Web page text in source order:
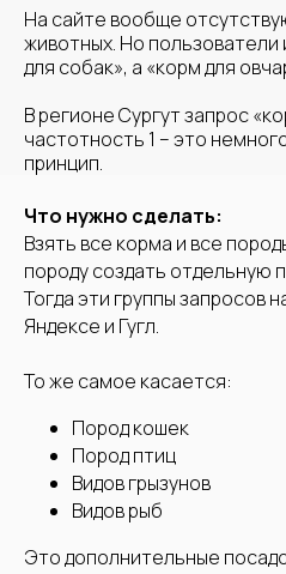
На сайте вообще
животных. Но
для собак», а «корм для
В регионе Сургут запрос
частотность 1 – это
принцип.
Что нужно сделать:
Взять все корма и все
породу создать отдельную
Тогда эти группы запросов
Яндексе и Гугл.
То же самое касается:
Пород кошек
Пород птиц
Видов грызунов
Видов рыб
Это дополнительные
Аудит
Алексей
Аудит в формате видео-
конференции 15-20 мин
Разберем ошибки на
Руководитель отдела продвижения
Победитель чемпионата по
сайтов в 2025 и 2024
Рекомендации по
+7
Ответы на ваши вопросы